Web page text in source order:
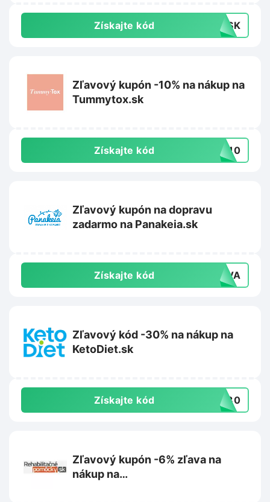
Získajte kód MOSK
Zľavový kupón -10% na nákup na
Tummytox.sk
Získajte kód AJ10
Zľavový kupón na dopravu
zadarmo na Panakeia.sk
Získajte kód RAVA
Zľavový kód -30% na nákup na
KetoDiet.sk
Získajte kód KD30
Zľavový kupón -6% zľava na
nákup na